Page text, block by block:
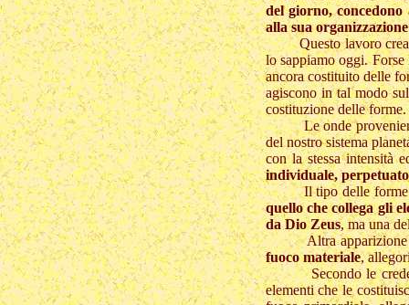
del giorno,
alla sua
Questo lavoro
lo sappiamo oggi.
ancora costituito delle
agiscono in tal modo
costituzione delle forme.
Le onde provenienti
del nostro sistema
con la stessa intensità
individuale,
Il tipo delle forme
quello che collega gli
da Dio Zeus, ma una
Altra apparizione
fuoco materiale,
Secondo le
elementi che le